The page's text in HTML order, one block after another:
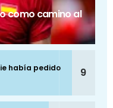
como camino al
había pedido
9